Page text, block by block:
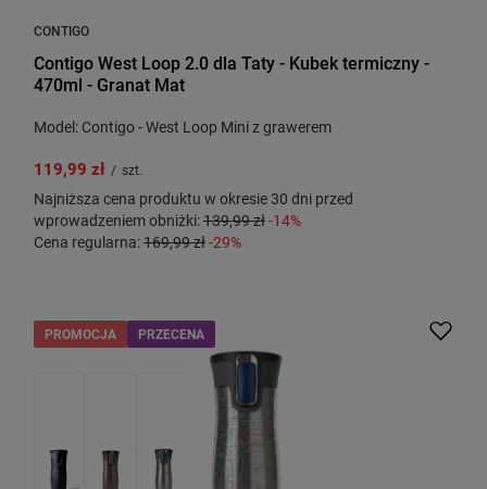
CONTIGO
Contigo West Loop 2.0 dla Taty - Kubek termiczny -
470ml - Granat Mat
Model: Contigo - West Loop Mini z grawerem
119,99 zł / szt.
Najniższa cena produktu w okresie 30 dni przed
wprowadzeniem obniżki:139,99 zł-14%
Cena regularna:169,99 zł-29%
PROMOCJA PRZECENA